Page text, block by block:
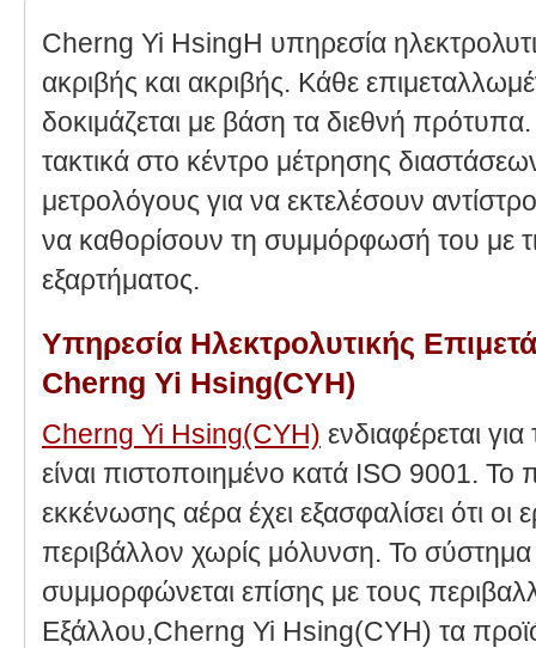
Cherng Yi HsingΗ υπηρεσία
ακριβής και ακριβής. Κάθε
δοκιμάζεται με βάση τα διεθνή
τακτικά στο κέντρο μέτρησης
μετρολόγους για να εκτελέσουν
να καθορίσουν τη συμμόρφωσή του με
εξαρτήματος.
Υπηρεσία Ηλεκτρολυτικής
Cherng Yi Hsing(CYH)
Cherng Yi Hsing(CYH) ενδιαφέρεται
είναι πιστοποιημένο κατά ISO 9001.
εκκένωσης αέρα έχει εξασφαλίσει ότι οι
περιβάλλον χωρίς μόλυνση. Το
συμμορφώνεται επίσης με τους
Εξάλλου,Cherng Yi Hsing(CYH) τα